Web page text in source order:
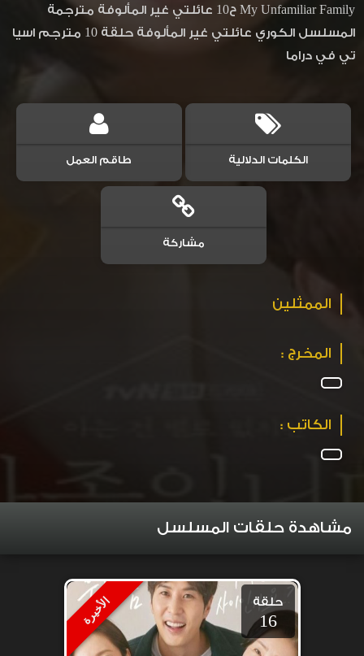
My Unfamiliar Family ح10 عائلتي غير المألوفة مترجمة
المسلسل الكوري عائلتي غير المألوفة حلقة 10 مترجم اسيا
تي في دراما
الكلمات الدلالية طاقم العمل
مشاركة
الممثلين
المخرج :
الكاتب :
مشاهدة حلقات المسلسل
الأخيرة حلقة
16